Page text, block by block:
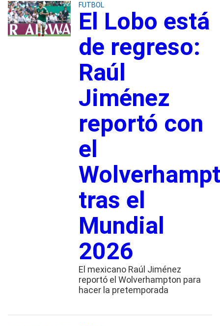
FUTBOL
El Lobo está
de regreso:
Raúl
Jiménez
reportó con
el
tras el
Mundial
2026
El mexicano Raúl Jiménez
reportó el Wolverhampton para
hacer la pretemporada